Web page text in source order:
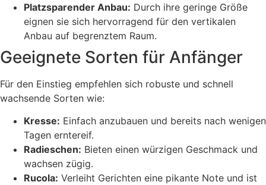
Platzsparender Anbau: Durch ihre geringe Größe
eignen sie sich hervorragend für den vertikalen
Anbau auf begrenztem Raum.
Geeignete Sorten für Anfänger
Für den Einstieg empfehlen sich robuste und schnell
wachsende Sorten wie:
Kresse: Einfach anzubauen und bereits nach wenigen
Tagen erntereif.
Radieschen: Bieten einen würzigen Geschmack und
wachsen zügig.
Rucola: Verleiht Gerichten eine pikante Note und ist